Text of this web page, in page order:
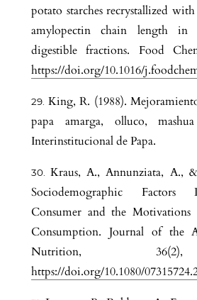
potato starches recrystallized
amylopectin chain length
digestible fractions. Food
https://doi.org/10.1016/
King, R. (1988).
papa amarga, olluco,
Interinstitucional de Papa.
Kraus, A., Annunziata, A.,
Sociodemographic Factors
Consumer and the
Consumption. Journal of the
Nutrition,
https://doi.org/10.1080/